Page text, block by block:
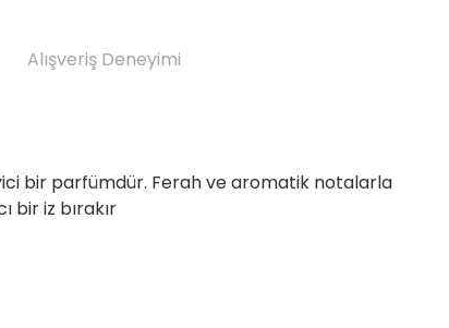
Alışveriş Deneyimi
bir parfümdür. Ferah ve aromatik notalarla
bir iz bırakır